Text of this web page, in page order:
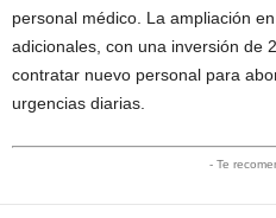
personal médico. La ampliación
adicionales, con una inversión de
contratar nuevo personal para
urgencias diarias.
- Te